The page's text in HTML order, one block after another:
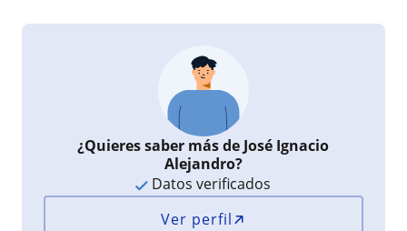
¿Quieres saber más de José Ignacio
Alejandro?
Datos verificados
Ver perfil